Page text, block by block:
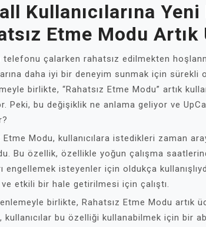
Kullanıcılarına
Etme Modu
telefonu çalarken rahatsız edilmekten
daha iyi bir deneyim sunmak için sürekli
birlikte, “Rahatsız Etme Modu” artık
Peki, bu değişiklik ne anlama geliyor ve
Etme Modu, kullanıcılara istedikleri zaman
Bu özellik, özellikle yoğun çalışma
engellemek isteyenler için oldukça
etkili bir hale getirilmesi için çalıştı.
birlikte, Rahatsız Etme Modu artık
kullanıcılar bu özelliği kullanabilmek için bir